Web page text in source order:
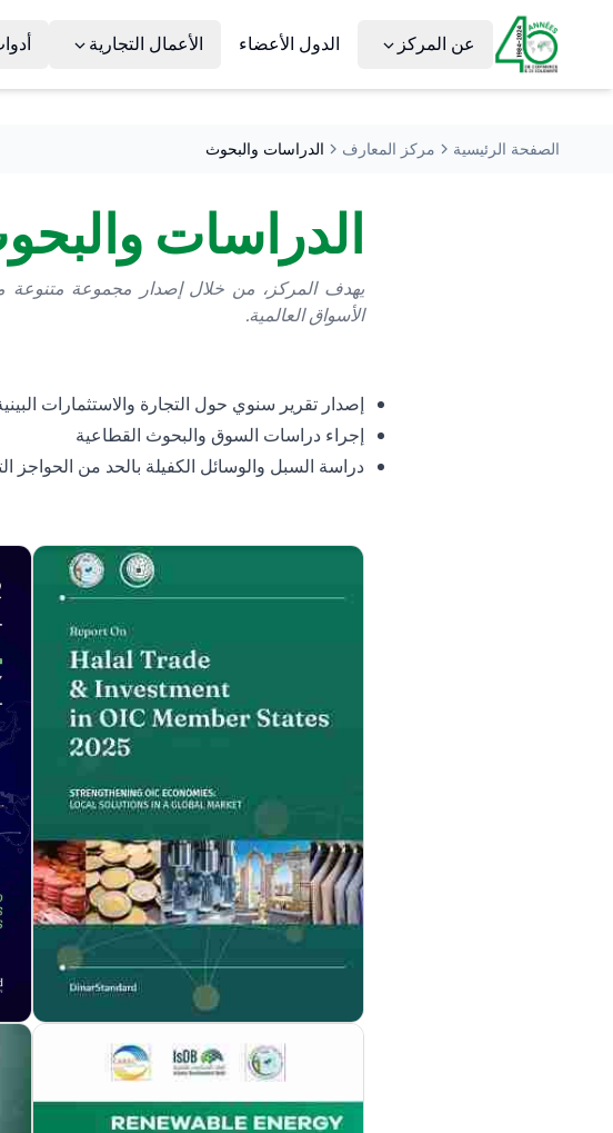
عن المركز الدول الأعضاء الأعمال التجارية
الصفحة الرئيسية مركز المعارف الدراسات والبحوث
الدراسات
يهدف المركز، من خلال إصدار مجموعة متنوعة
الأسواق العالمية.
إصدار تقرير سنوي حول التجارة والاستثمارات
إجراء دراسات السوق والبحوث القطاعية
دراسة السبل والوسائل الكفيلة بالحد من الحواجز
مزيد من التفاصيل